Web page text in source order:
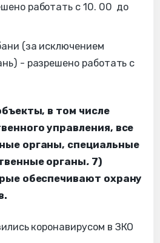
работать c 10. 00 до
(за исключением
- разрешено работать с
в том числе
управления, все
органы, специальные
органы. 7)
обеспечивают охрану